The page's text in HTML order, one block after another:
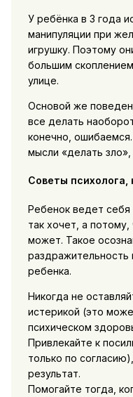
У ребёнка в 3 года
манипуляции при
игрушку. Поэтому
большим
улице.
Основой же
все делать
конечно,
мысли «делать
Советы психолога,
Ребенок ведет себя
так хочет, а
может. Такое
раздражительность
ребенка.
Никогда не
истерикой (это
психическом
Привлекайте к
только по
результат.
Помогайте тогда,